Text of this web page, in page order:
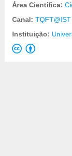
Área Científica:
Canal:
Instituição: